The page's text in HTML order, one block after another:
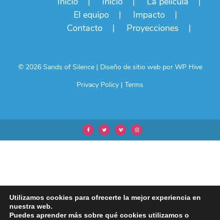
El equipo
Impacto
Contacto
Proyecciones
© 2026 Sands of Silence | Diseño de sitio web por WP Hive
Privacy Policy | Terms
Utilizamos cookies para ofrecerte la mejor experiencia en
nuestra web.
Puedes aprender más sobre qué cookies utilizamos o